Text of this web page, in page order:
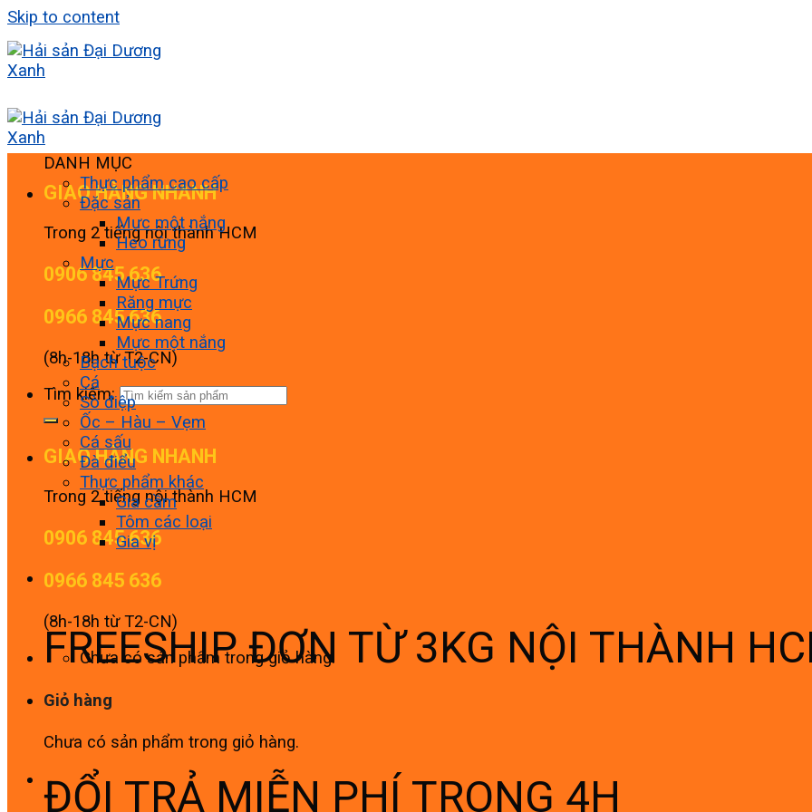
Skip to content
GIAO HÀNG NHANH
Trong 2 tiếng nội thành HCM
0906 845 636
0966 845 636
(8h-18h từ T2-CN)
Tìm kiếm:
GIAO HÀNG NHANH
Trong 2 tiếng nội thành HCM
0906 845 636
0966 845 636
(8h-18h từ T2-CN)
Chưa có sản phẩm trong giỏ hàng.
Giỏ hàng
Chưa có sản phẩm trong giỏ hàng.
DANH MỤC
Thực phẩm cao cấp
Đặc sản
Mực một nắng
Heo rừng
Mực
Mực Trứng
Răng mực
Mực nang
Mực một nắng
Bạch tuộc
Cá
Sò điệp
Ốc – Hàu – Vẹm
Cá sấu
Đà điểu
Thực phẩm khác
Gia cầm
Tôm các loại
Gia vị
FREESHIP ĐƠN TỪ 3KG NỘI THÀNH
ĐỔI TRẢ MIỄN PHÍ TRONG 4H